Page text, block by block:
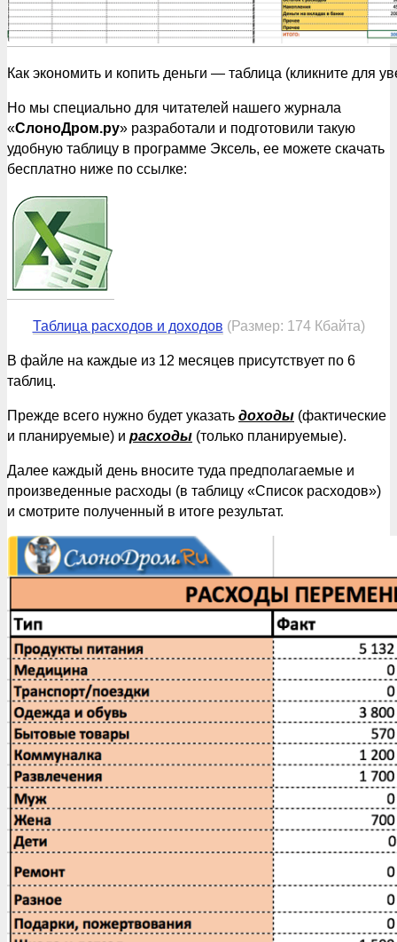
Как экономить и копить деньги — таблица (кликните для
Но мы специально для читателей нашего журнала
«СлоноДром.ру» разработали и подготовили такую
удобную таблицу в программе Эксель, ее можете скачать
бесплатно ниже по ссылке:
Таблица расходов и доходов (Размер: 174 Кбайта)
В файле на каждые из 12 месяцев присутствует по 6
таблиц.
Прежде всего нужно будет указать доходы (фактические
и планируемые) и расходы (только планируемые).
Далее каждый день вносите туда предполагаемые и
произведенные расходы (в таблицу «Список расходов»)
и смотрите полученный в итоге результат.